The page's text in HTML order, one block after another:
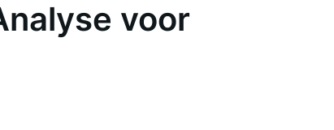
voor